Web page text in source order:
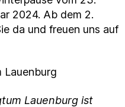
2024. Ab dem 2.
da und freuen uns auf
Lauenburg ist